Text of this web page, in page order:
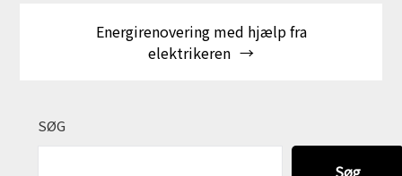
Energirenovering med hjælp fra
elektrikeren
SØG
Søg